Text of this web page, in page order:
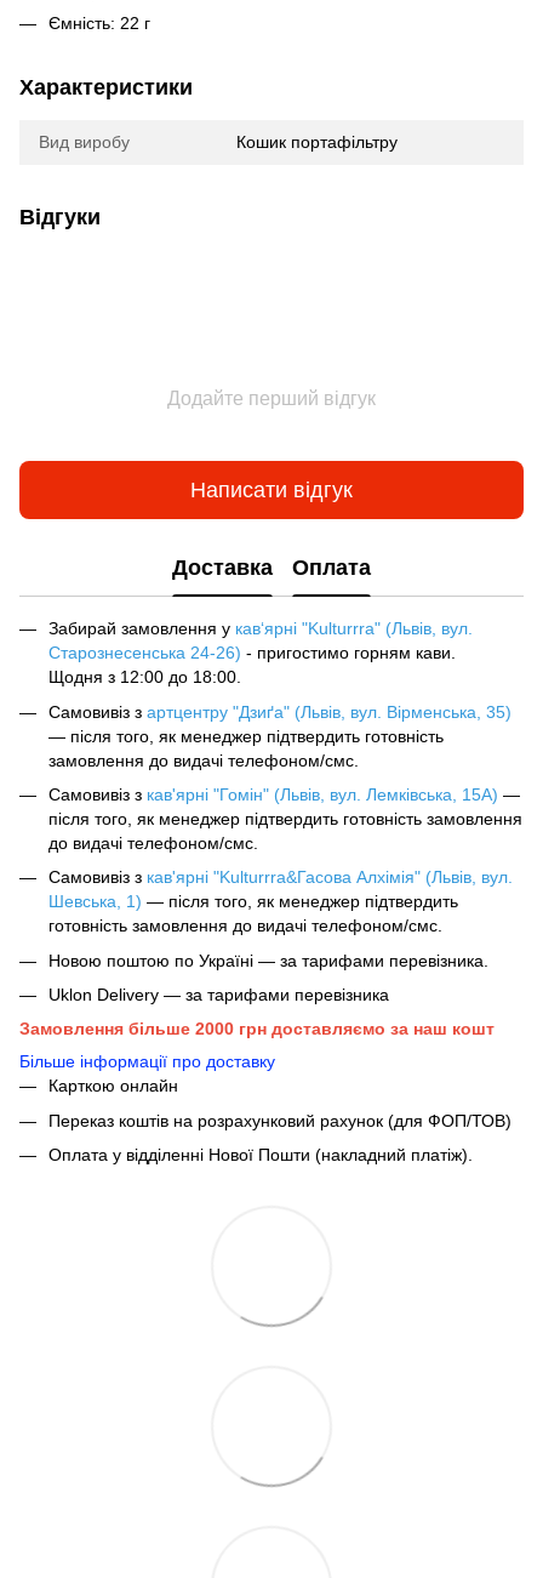
Ємність: 22 г
Характеристики
Вид виробу Кошик портафільтру
Відгуки
Додайте перший відгук
Написати відгук
Доставка Оплата
Забирай замовлення у кав‘ярні "Kulturrra" (Львів, вул.
Старознесенська 24-26) - пригостимо горням кави.
Щодня з 12:00 до 18:00.
Самовивіз з артцентру "Дзиґа" (Львів, вул. Вірменська, 35)
— після того, як менеджер підтвердить готовність
замовлення до видачі телефоном/смс.
Самовивіз з кав'ярні "Гомін" (Львів, вул. Лемківська, 15А) —
після того, як менеджер підтвердить готовність замовлення
до видачі телефоном/смс.
Самовивіз з кав'ярні "Kulturrra&Гасова Алхімія" (Львів, вул.
Шевська, 1) — після того, як менеджер підтвердить
готовність замовлення до видачі телефоном/смс.
Новою поштою по Україні — за тарифами перевізника.
Uklon Delivery — за тарифами перевізника
Замовлення більше 2000 грн доставляємо за наш кошт
Більше інформації про доставку
Карткою онлайн
Переказ коштів на розрахунковий рахунок (для ФОП/ТОВ)
Оплата у відділенні Нової Пошти (накладний платіж).